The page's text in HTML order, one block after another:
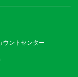
ウントセンター